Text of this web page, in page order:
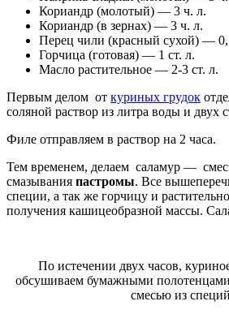
Кориандр (молотый) — 3 ч. л.
Кориандр (в зернах) — 3 ч. л.
Перец чили (красный сухой) —
Горчица (готовая) — 1 ст. л.
Масло растительное — 2-3 ст. л.
Первым делом от куриных грудок
соляной раствор из литра воды и двух
Филе отправляем в раствор на 2 часа.
Тем временем, делаем саламур —
смазывания пастромы. Все
специи, а так же горчицу и
получения кашицеобразной массы.
По истечении двух часов,
обсушиваем бумажными
смесью из